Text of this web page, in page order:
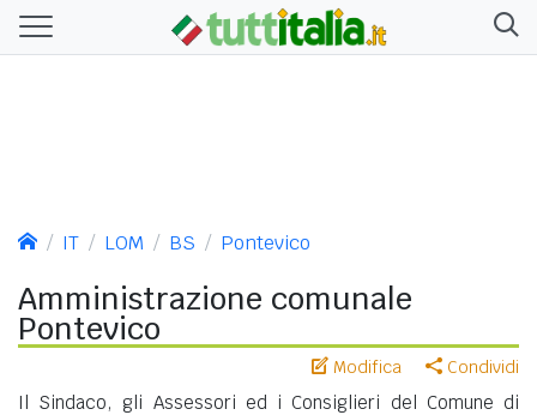
IT LOM BS Pontevico
Amministrazione comunale
Pontevico
Modifica Condividi
Il Sindaco, gli Assessori ed i Consiglieri del Comune di